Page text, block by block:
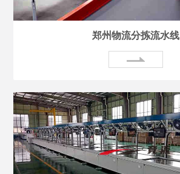
郑州物流分拣流水线